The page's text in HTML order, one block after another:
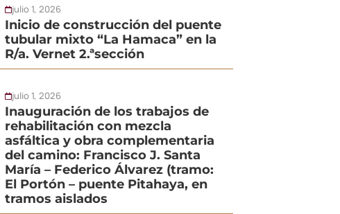
julio 1, 2026
Inicio de construcción del puente
tubular mixto “La Hamaca” en la
R/a. Vernet 2.ªsección
julio 1, 2026
Inauguración de los trabajos de
rehabilitación con mezcla
asfáltica y obra complementaria
del camino: Francisco J. Santa
María – Federico Álvarez (tramo:
El Portón – puente Pitahaya, en
tramos aislados